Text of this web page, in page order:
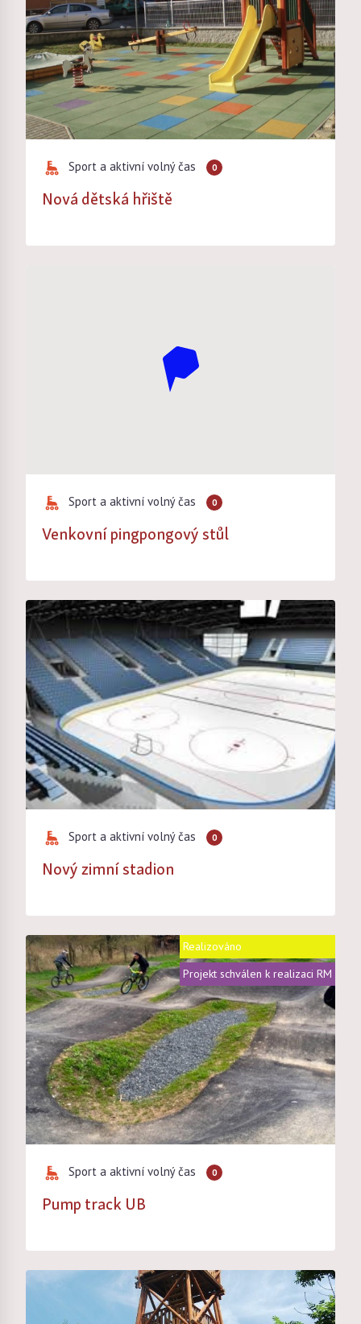
Sport a aktivní volný čas 0
Nová dětská hřiště
Sport a aktivní volný čas 0
Venkovní pingpongový stůl
Sport a aktivní volný čas 0
Nový zimní stadion
Realizováno
Projekt schválen k realizaci RM
Sport a aktivní volný čas 0
Pump track UB